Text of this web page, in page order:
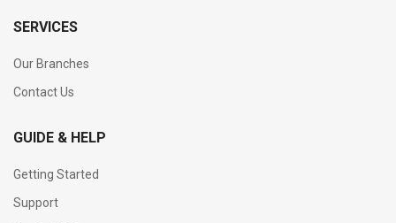
SERVICES
Our Branches
Contact Us
GUIDE & HELP
Getting Started
Support